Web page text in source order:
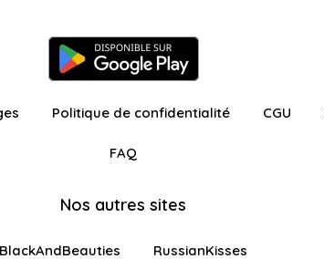
Politique de confidentialité CGU
FAQ
Nos autres sites
BlackAndBeauties RussianKisses